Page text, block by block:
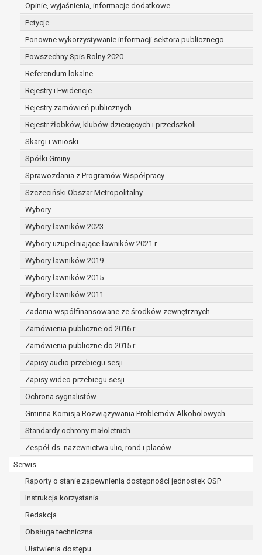
Opinie, wyjaśnienia, informacje dodatkowe
Petycje
Ponowne wykorzystywanie informacji sektora publicznego
Powszechny Spis Rolny 2020
Referendum lokalne
Rejestry i Ewidencje
Rejestry zamówień publicznych
Rejestr żłobków, klubów dziecięcych i przedszkoli
Skargi i wnioski
Spółki Gminy
Sprawozdania z Programów Współpracy
Szczeciński Obszar Metropolitalny
Wybory
Wybory ławników 2023
Wybory uzupełniające ławników 2021 r.
Wybory ławników 2019
Wybory ławników 2015
Wybory ławników 2011
Zadania współfinansowane ze środków zewnętrznych
Zamówienia publiczne od 2016 r.
Zamówienia publiczne do 2015 r.
Zapisy audio przebiegu sesji
Zapisy wideo przebiegu sesji
Ochrona sygnalistów
Gminna Komisja Rozwiązywania Problemów Alkoholowych
Standardy ochrony małoletnich
Zespół ds. nazewnictwa ulic, rond i placów.
Serwis
Raporty o stanie zapewnienia dostępności jednostek OSP
Instrukcja korzystania
Redakcja
Obsługa techniczna
Ułatwienia dostępu
dane są nieprawidłowe lub
prawo do żądania usunięcia danych
osobowych (tzw. prawo do bycia
zapomnianym) na podstawie art. 17 RODO,
w przypadku gdy:
dane nie są już niezbędne do celów,
dla których były zebrane lub w inny
sposób przetwarzane,
osoba, której dane dotyczą, wniosła
sprzeciw wobec przetwarzania
danych osobowych,
zgodę na przetwarzanie danych
osobowych, która jest podstawą
przetwarzania danych i nie ma innej
danych,
dane osobowe przetwarzane są
niezgodnie z prawem,
dane osobowe muszą być usunięte w
celu wywiązania się z obowiązku
prawo do żądania ograniczenia
przetwarzania danych osobowych na
podstawie art. 18 RODO, w przypadku gdy:
osoba, której dane dotyczą
kwestionuje prawidłowość danych
osobowych – na okres pozwalający
administratorowi sprawdzić
przetwarzanie danych jest niezgodne
z prawem, a osoba, której dane
dotyczą, sprzeciwia się usunięciu
danych, żądając w zamian ich
ograniczenia,
danych dla swoich celów, ale osoba,
której dane dotyczą, potrzebuje ich do
ustalenia, obrony lub dochodzenia
roszczeń,
osoba, której dane dotyczą, wniosła
sprzeciw wobec przetwarzania